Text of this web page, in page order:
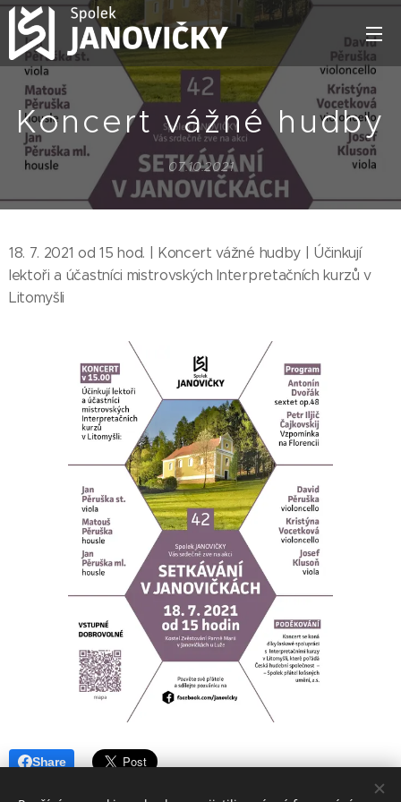
Koncert vážné hudby
07.10.2021
18. 7. 2021 od 15 hod. | Koncert vážné hudby | Účinkují
lektoři a účastníci mistrovských Interpretačních kurzů v
Litomyšli
Share